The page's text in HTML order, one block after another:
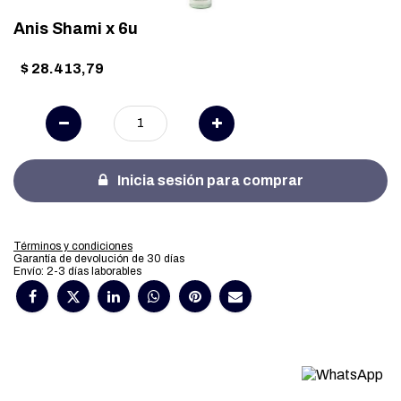
Anis Shami x 6u
$ 28.413,79
Inicia sesión para comprar
Términos y condiciones
Garantía de devolución de 30 días
Envío: 2-3 días laborables